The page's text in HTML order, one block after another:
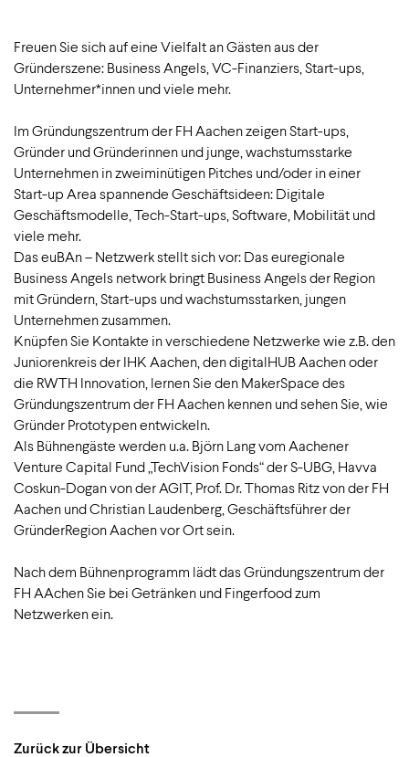
Freuen Sie sich auf eine Vielfalt an Gästen aus der
Gründerszene: Business Angels, VC-Finanziers, Start-ups,
Unternehmer*innen und viele mehr.
Im Gründungszentrum der FH Aachen zeigen Start-ups,
Gründer und Gründerinnen und junge, wachstumsstarke
Unternehmen in zweiminütigen Pitches und/oder in einer
Start-up Area spannende Geschäftsideen: Digitale
Geschäftsmodelle, Tech-Start-ups, Software, Mobilität und
viele mehr.
Das euBAn – Netzwerk stellt sich vor: Das euregionale
Business Angels network bringt Business Angels der Region
mit Gründern, Start-ups und wachstumsstarken, jungen
Unternehmen zusammen.
Knüpfen Sie Kontakte in verschiedene Netzwerke wie z.B. den
Juniorenkreis der IHK Aachen, den digitalHUB Aachen oder
die RWTH Innovation, lernen Sie den MakerSpace des
Gründungszentrum der FH Aachen kennen und sehen Sie, wie
Gründer Prototypen entwickeln.
Als Bühnengäste werden u.a. Björn Lang vom Aachener
Venture Capital Fund „TechVision Fonds“ der S-UBG, Havva
Coskun-Dogan von der AGIT, Prof. Dr. Thomas Ritz von der FH
Aachen und Christian Laudenberg, Geschäftsführer der
GründerRegion Aachen vor Ort sein.
Nach dem Bühnenprogramm lädt das Gründungszentrum der
FH AAchen Sie bei Getränken und Fingerfood zum
Netzwerken ein.
Zurück zur Übersicht